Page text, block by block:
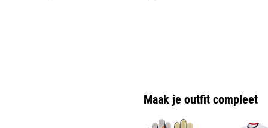
Maak je outfit compleet